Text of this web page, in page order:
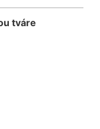
tváre